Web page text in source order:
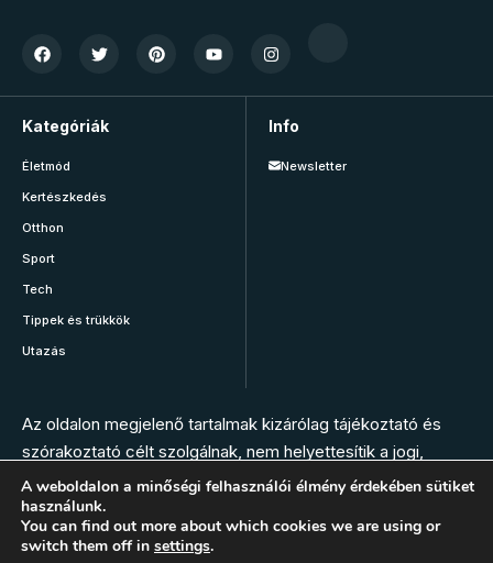
Kategóriák
Életmód
Kertészkedés
Otthon
Sport
Tech
Tippek és trükkök
Utazás
Info
Newsletter
Az oldalon megjelenő tartalmak kizárólag tájékoztató és
szórakoztató célt szolgálnak, nem helyettesítik a jogi,
orvosi, állatorvosi, gyógyszerészi vagy más szakember
tanácsát. Az oldal szerkesztésében nem vesznek részt
szakemberek. Bármilyen panasz, tünet vagy egészségügyi
A weboldalon a minőségi felhasználói élmény érdekében sütiket
használunk.
You can find out more about which cookies we are using or
switch them off in settings.